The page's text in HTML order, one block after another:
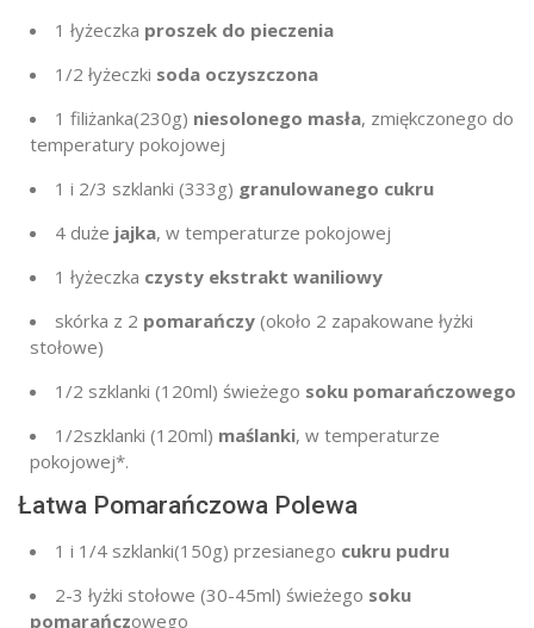
1 łyżeczka proszek do pieczenia
1/2 łyżeczki soda oczyszczona
1 filiżanka(230g) niesolonego masła, zmiękczonego do
temperatury pokojowej
1 i 2/3 szklanki (333g) granulowanego cukru
4 duże jajka, w temperaturze pokojowej
1 łyżeczka czysty ekstrakt waniliowy
skórka z 2 pomarańczy (około 2 zapakowane łyżki
stołowe)
1/2 szklanki (120ml) świeżego soku pomarańczowego
1/2szklanki (120ml) maślanki, w temperaturze
pokojowej*.
Łatwa Pomarańczowa Polewa
1 i 1/4 szklanki(150g) przesianego cukru pudru
2-3 łyżki stołowe (30-45ml) świeżego soku
pomarańczowego